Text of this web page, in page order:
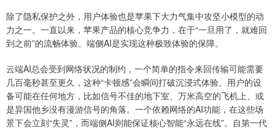
除了隐私保护之外，用户体验也是苹果下大力气集中攻坚小模型的动
力之一。一直以来，苹果产品的核心竞争力，在于“一旦用了，就难回
到之前”的流畅体验。端侧AI是实现这种极致体验的保障。
云端AI总会受到网络状况的制约，一个简单的指令来回传输可能需要
几百毫秒甚至更久，这种“卡顿感”会瞬间打破沉浸式体验。用户的设
备可能在任何地方，比如信号不佳的地下室、万米高空的飞机上、或
是异国他乡没有漫游信号的角落。一个依赖网络的AI功能，在这些场
景下会立刻“失灵”，而端侧AI则能保证核心智能“永远在线”。自第一代